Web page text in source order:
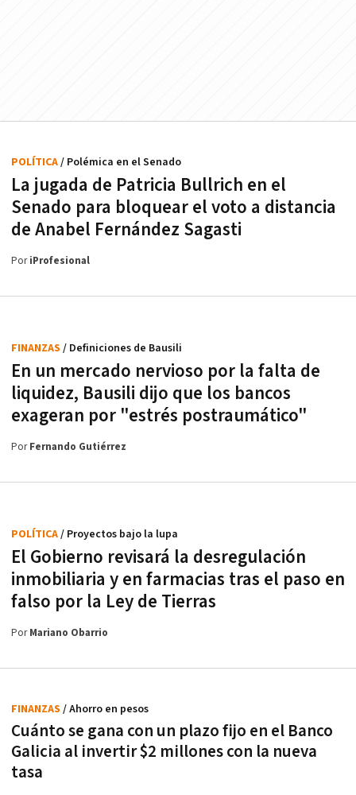
La jugada de Patricia Bullrich en el
Senado para bloquear el voto a distancia
de Anabel Fernández Sagasti
POLÍTICA/ Polémica en el Senado
PoriProfesional
En un mercado nervioso por la falta de
liquidez, Bausili dijo que los bancos
exageran por "estrés postraumático"
FINANZAS / Definiciones de Bausili
PorFernando Gutiérrez
El Gobierno revisará la desregulación
inmobiliaria y en farmacias tras el paso en
falso por la Ley de Tierras
POLÍTICA/ Proyectos bajo la lupa
PorMariano Obarrio
Cuánto se gana con un plazo fijo en el Banco
Galicia al invertir $2 millones con la nueva
tasa
FINANZAS / Ahorro en pesos